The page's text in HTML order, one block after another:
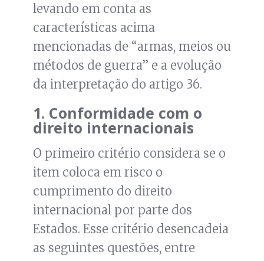
levando em conta as
características acima
mencionadas de “armas, meios ou
métodos de guerra” e a evolução
da interpretação do artigo 36.
1. Conformidade com o
direito internacionais
O primeiro critério considera se o
item coloca em risco o
cumprimento do direito
internacional por parte dos
Estados. Esse critério desencadeia
as seguintes questões, entre